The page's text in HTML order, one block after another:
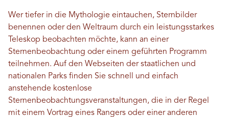
Wer tiefer in die Mythologie eintauchen, Sternbilder
benennen oder den Weltraum durch ein leistungsstarkes
Teleskop beobachten möchte, kann an einer
Sternenbeobachtung oder einem geführten Programm
teilnehmen. Auf den Webseiten der staatlichen und
nationalen Parks finden Sie schnell und einfach
anstehende kostenlose
Sternenbeobachtungsveranstaltungen, die in der Regel
mit einem Vortrag eines Rangers oder einer anderen